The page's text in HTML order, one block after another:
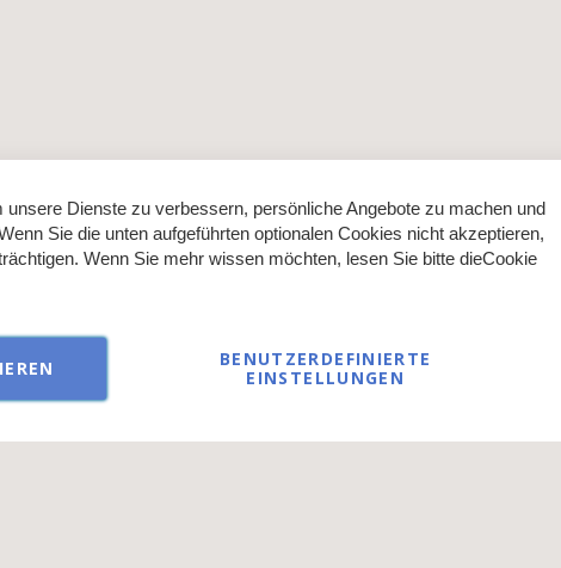
an Gewerbetreibende oder Personen mit Zertifikat im
Dienste zu verbessern, persönliche Angebote zu machen und
Sie die unten aufgeführten optionalen Cookies nicht akzeptieren,
Wenn Sie mehr wissen möchten, lesen Sie bitte dieCookie
BENUTZERDEFINIERTE
EINSTELLUNGEN